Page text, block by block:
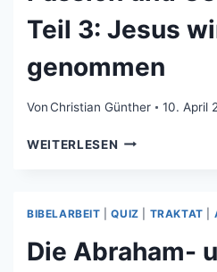
AM
Teil 3: Jesus
genommen
VonChristian Günther 10. April
WEITERLESEN PASSION
TEIL
JESUS
BIBELARBEIT |QUIZ TRAKTAT
Die Abraham-